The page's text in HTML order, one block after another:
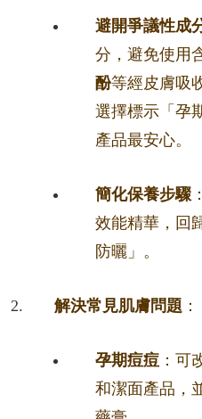
避開爭議性成
分，避免使用
酚等經皮膚吸
選擇標示「孕
產品最安心。
簡化保養步驟
效能精華，回
防曬」。
解決常見肌膚問題 ：
孕期痘痘 ：可
和潔面產品，